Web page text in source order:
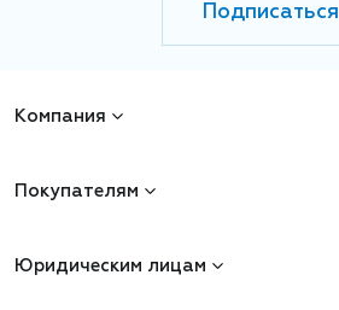
Подписаться
Компания
Покупателям
Юридическим лицам